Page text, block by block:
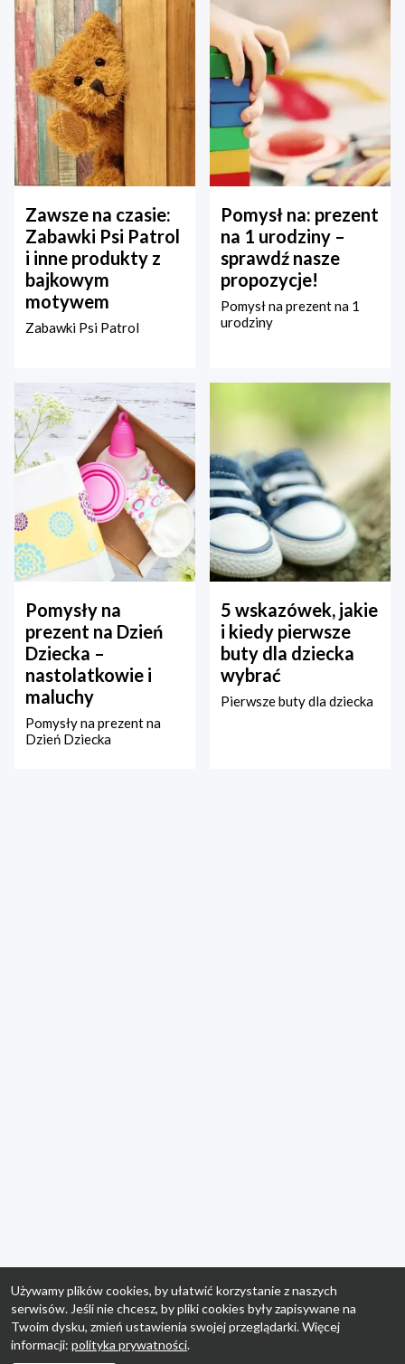
Zawsze na czasie:
Zabawki Psi Patrol
i inne produkty z
bajkowym
motywem
Zabawki Psi Patrol
Pomysł na: prezent
na 1 urodziny –
sprawdź nasze
propozycje!
Pomysł na prezent na 1
urodziny
Pomysły na
prezent na Dzień
Dziecka –
nastolatkowie i
maluchy
Pomysły na prezent na
Dzień Dziecka
5 wskazówek, jakie
i kiedy pierwsze
buty dla dziecka
wybrać
Pierwsze buty dla dziecka
Używamy plików cookies, by ułatwić korzystanie z naszych
serwisów. Jeśli nie chcesz, by pliki cookies były zapisywane na
Twoim dysku, zmień ustawienia swojej przeglądarki. Więcej
informacji: polityka prywatności.